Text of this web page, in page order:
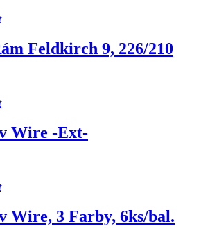
Feldkirch 9, 226/210
Wire -Ext-
Wire, 3 Farby, 6ks/bal.